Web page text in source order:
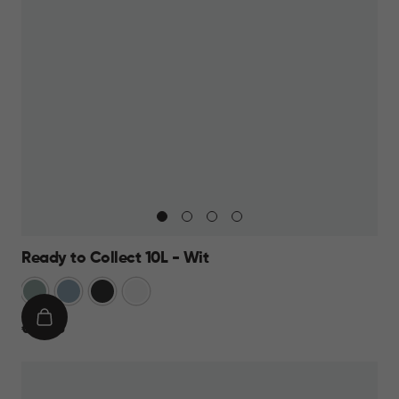
Ready to Collect 10L - Wit
GroenBlauwDonkergrijs
€
€ 14,95
IN